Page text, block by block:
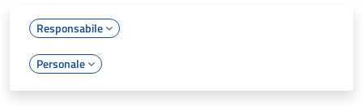
Responsabile
Personale